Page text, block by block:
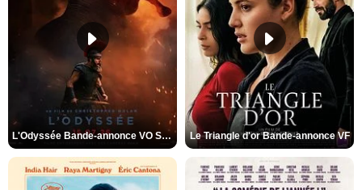
L'Odyssée Bande-annonce VO STFR Le Triangle d'or Bande-annonce VF